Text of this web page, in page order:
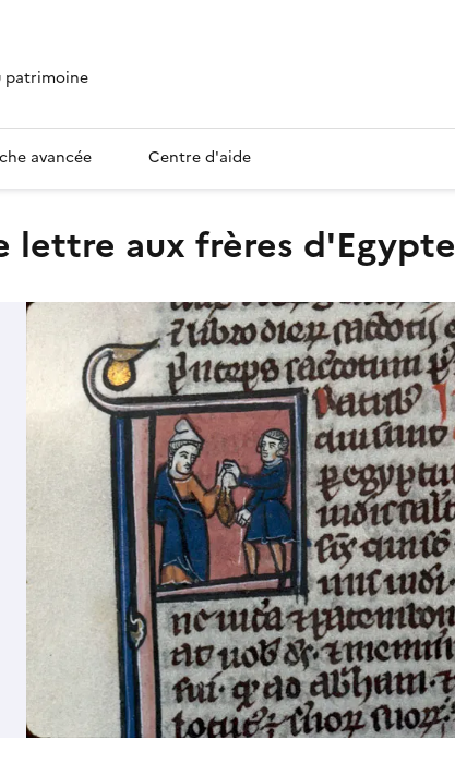
patrimoine
avancée Centre d'aide
lettre aux frères d'Egypte